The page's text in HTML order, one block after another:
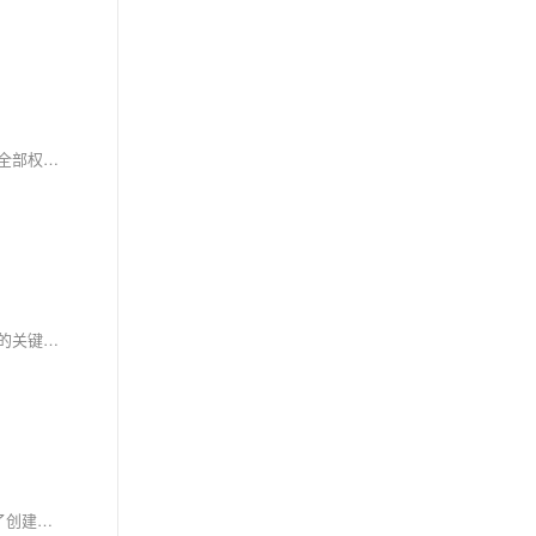
简介： 描述了一种远程API配置问题的场景。开发人员在本地可正常通过应用表单获取数据，但同组织的其他同事访问时无法获取数据，尽管已设置全部权限。问题是关于如何解决这种跨用户数据访问异常的情况，确保同事间能正常共享数据。
钉钉闪记是一款实时记录并快速实现语音转文字的工具，特别适合处理冗长的会议或培训视频。通过与宜搭平台的无缝集成，用户可以一键获取会议的关键知识点和重要内容片段，自动生成结构清晰的会议纪要，极大提升了工作效率。无论是销售拜访还是头脑风暴，闪记都能显著减少整理会议资料的时间，为企业带来高效的办公体验。
【10月更文挑战第5天】本文通过具体案例介绍如何在钉钉宜搭中实现单选字段与其他字段的联动功能。以旅行社旅游线路报名表单为例，详细说明了创建单选字段、图文展示字段及设置联动逻辑的具体步骤。通过简单的配置，实现了用户选择目的地后自动展示相关信息的效果，提升了用户体验和数据录入准确性。适用于希望通过低代码平台优化工作流程的企业。